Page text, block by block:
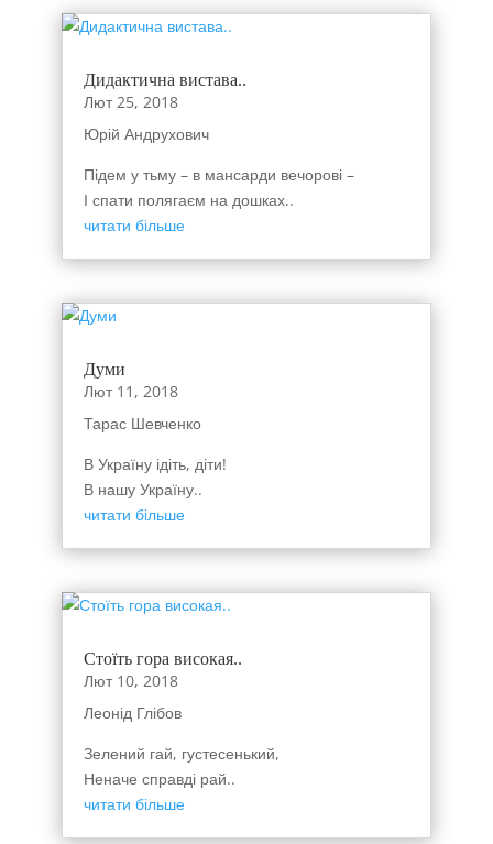
Дидактична вистава..
Лют 25, 2018
Юрій Андрухович
Підем у тьму – в мансарди вечорові –
І спати полягаєм на дошках..
читати більше
Думи
Лют 11, 2018
Тарас Шевченко
В Україну ідіть, діти!
В нашу Україну..
читати більше
Стоїть гора високая..
Лют 10, 2018
Леонід Глібов
Зелений гай, густесенький,
Неначе справді рай..
читати більше